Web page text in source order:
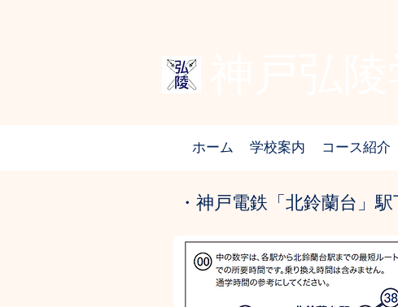
ホーム 学校案内 コース紹介
・神戸電鉄「北鈴蘭台」